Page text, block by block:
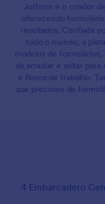
Jotform é o criador
oferecendo
resultados. Confiada
todo o mundo, a
modelos de
de arrastar e soltar
e fluxos de trabalho.
que precisam de
4 Embarcadero